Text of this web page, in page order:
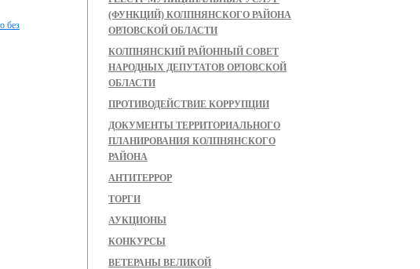
без
(ФУНКЦИЙ) КОЛПНЯНСКОГО РАЙОНА
ОРЛОВСКОЙ ОБЛАСТИ
КОЛПНЯНСКИЙ РАЙОННЫЙ СОВЕТ
НАРОДНЫХ ДЕПУТАТОВ ОРЛОВСКОЙ
ОБЛАСТИ
ПРОТИВОДЕЙСТВИЕ КОРРУПЦИИ
ДОКУМЕНТЫ ТЕРРИТОРИАЛЬНОГО
ПЛАНИРОВАНИЯ КОЛПНЯНСКОГО
РАЙОНА
АНТИТЕРРОР
ТОРГИ
АУКЦИОНЫ
КОНКУРСЫ
ВЕТЕРАНЫ ВЕЛИКОЙ